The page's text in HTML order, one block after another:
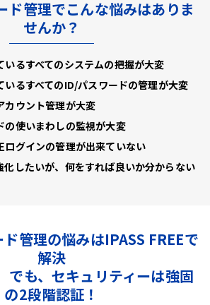
ド管理でこんな悩みはありま
せんか？
いるすべてのシステムの把握が大変
いるすべてのID/パスワードの管理が大変
カウント管理が大変
の使いまわしの監視が大変
ログインの管理が出来ていない
化したいが、何をすれば良いか分からない
管理の悩みはIPASS FREEで
解決
でも、セキュリティーは強固
の2段階認証！